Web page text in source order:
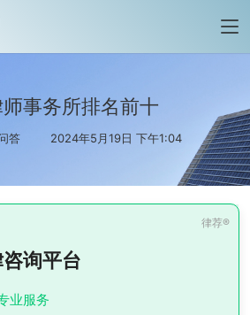
事务所排名前十
答 2024年5月19日 下午1:04
询平台
业服务